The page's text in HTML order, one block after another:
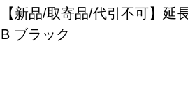
【新品/取寄品/代引不可】延
B ブラック